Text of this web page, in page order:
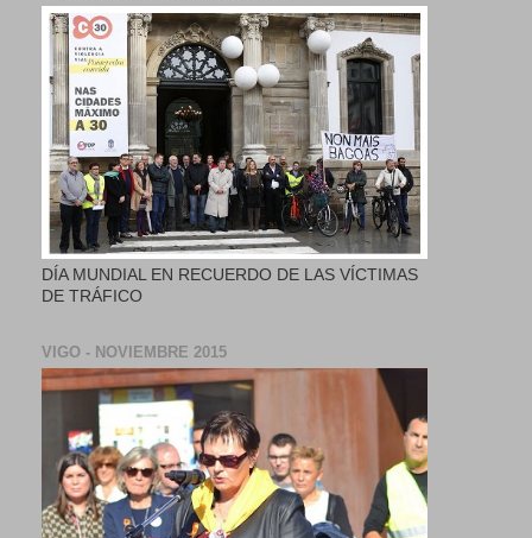
DÍA MUNDIAL EN RECUERDO DE LAS VÍCTIMAS
DE TRÁFICO
VIGO - NOVIEMBRE 2015